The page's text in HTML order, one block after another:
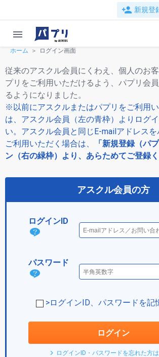
person_add 新規登
menu
ホーム ログイン画面
従来のアスクル会員にくわえ、個人のお
プリをご利用いただけるよう、パプリ会
るようになりました。
※以前にアスクルまたはパプリをご利用
は、アスクル会員（左の青枠）よりログ
い。アスクル会員と同じE-mailアドレス
ご利用いただく場合は、
「新規登録（パ
ン（右の緑枠）より、あらためてご登録く
アスクル会員の方
ログインID
ログ
IDと
パスワード
パス
ド
は？
>ログインID、パスワードを記
ログイン
ログインID・パスワードを忘れた方